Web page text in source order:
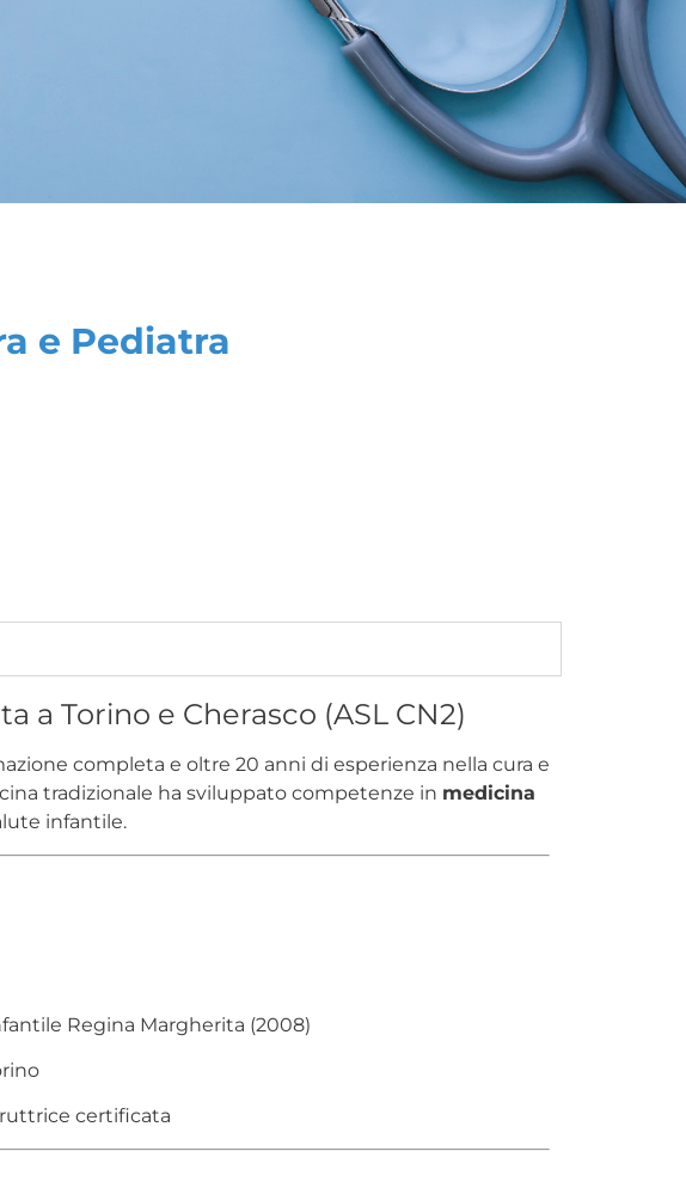
e Pediatra
a Torino e Cherasco (ASL CN2)
completa e oltre 20 anni di esperienza nella cura e
tradizionale ha sviluppato competenze in medicina
infantile.
Regina Margherita (2008)
certificata